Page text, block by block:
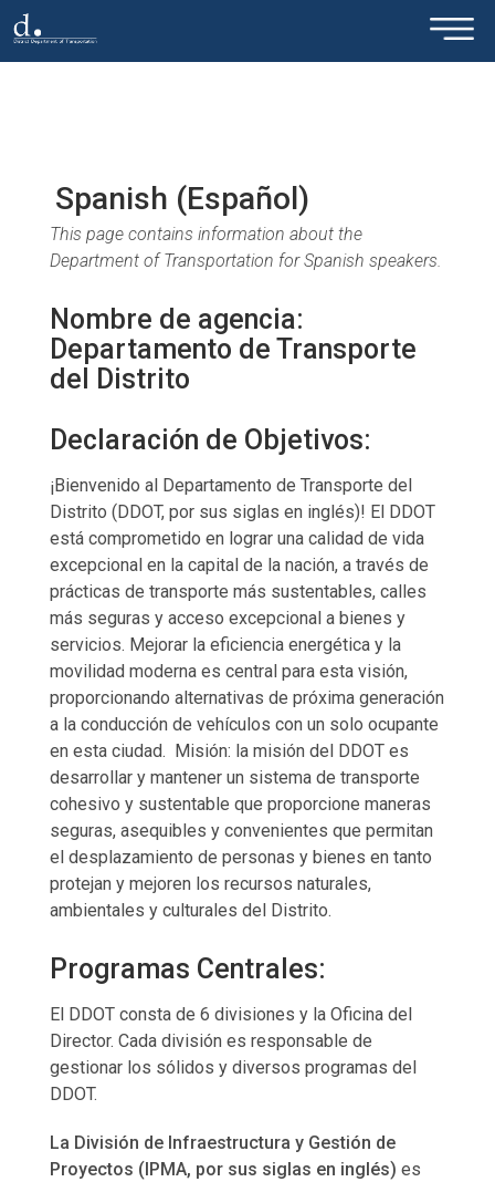
Skip to main content ×
Spanish (Español)
This page contains information about the
Department of Transportation for Spanish speakers.
Nombre de agencia:
Departamento de Transporte
del Distrito
Declaración de Objetivos:
¡Bienvenido al Departamento de Transporte del
Distrito (DDOT, por sus siglas en inglés)! El DDOT
está comprometido en lograr una calidad de vida
excepcional en la capital de la nación, a través de
prácticas de transporte más sustentables, calles
más seguras y acceso excepcional a bienes y
servicios. Mejorar la eficiencia energética y la
movilidad moderna es central para esta visión,
proporcionando alternativas de próxima generación
a la conducción de vehículos con un solo ocupante
en esta ciudad. Misión: la misión del DDOT es
desarrollar y mantener un sistema de transporte
cohesivo y sustentable que proporcione maneras
seguras, asequibles y convenientes que permitan
el desplazamiento de personas y bienes en tanto
protejan y mejoren los recursos naturales,
ambientales y culturales del Distrito.
Programas Centrales:
El DDOT consta de 6 divisiones y la Oficina del
Director. Cada división es responsable de
gestionar los sólidos y diversos programas del
DDOT.
La División de Infraestructura y Gestión de
Proyectos (IPMA, por sus siglas en inglés) es